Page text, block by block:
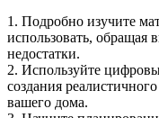
1. Подробно изучите
использовать, обращая
недостатки.
2. Используйте
создания
вашего дома.